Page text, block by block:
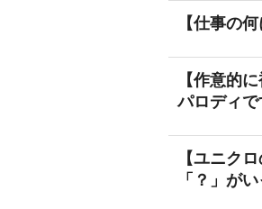
【仕事の
【作意的
パロディで
【ユニク
「？」がい